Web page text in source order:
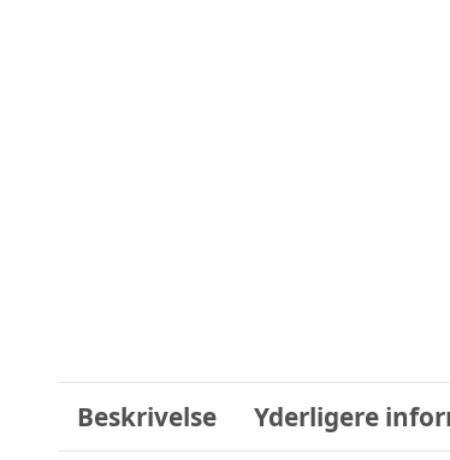
Beskrivelse Yderligere